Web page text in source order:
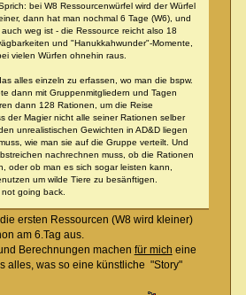
bei W8 Ressourcenwürfel wird der Würfel
dann hat man nochmal 6 Tage (W6), und
weg ist - die Ressource reicht also 18
und "Hanukkahwunder"-Momente,
vielen Würfen ohnehin raus.
alles einzeln zu erfassen, wo man die bspw.
dann mit Gruppenmitgliedern und Tagen
dann 128 Rationen, um die Reise
der Magier nicht alle seiner Rationen selber
unrealistischen Gewichten in AD&D liegen
wie man sie auf die Gruppe verteilt. Und
nachrechnen muss, ob die Rationen
oder ob man es sich sogar leisten kann,
um wilde Tiere zu besänftigen.
going back.
ersten Ressourcen (W8 wird kleiner)
am 6.Tag aus.
Berechnungen machen für mich eine
alles, was so eine künstliche "Story"